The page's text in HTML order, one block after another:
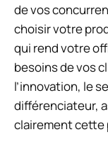
de vos
choisir votre
qui rend votre
besoins de vos
l’innovation, le
différenciateur,
clairement cette